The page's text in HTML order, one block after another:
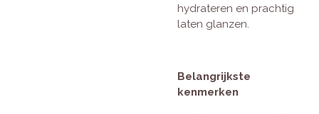
hydrateren en prachtig
laten glanzen.
Belangrijkste
kenmerken